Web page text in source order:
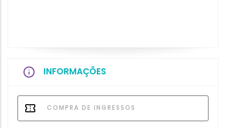
INFORMAÇÕES
COMPRA DE INGRESSOS